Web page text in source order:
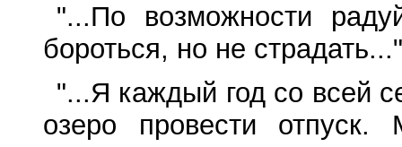
"...По возможности
бороться, но не страдать..."
"...Я каждый год со всей
озеро провести